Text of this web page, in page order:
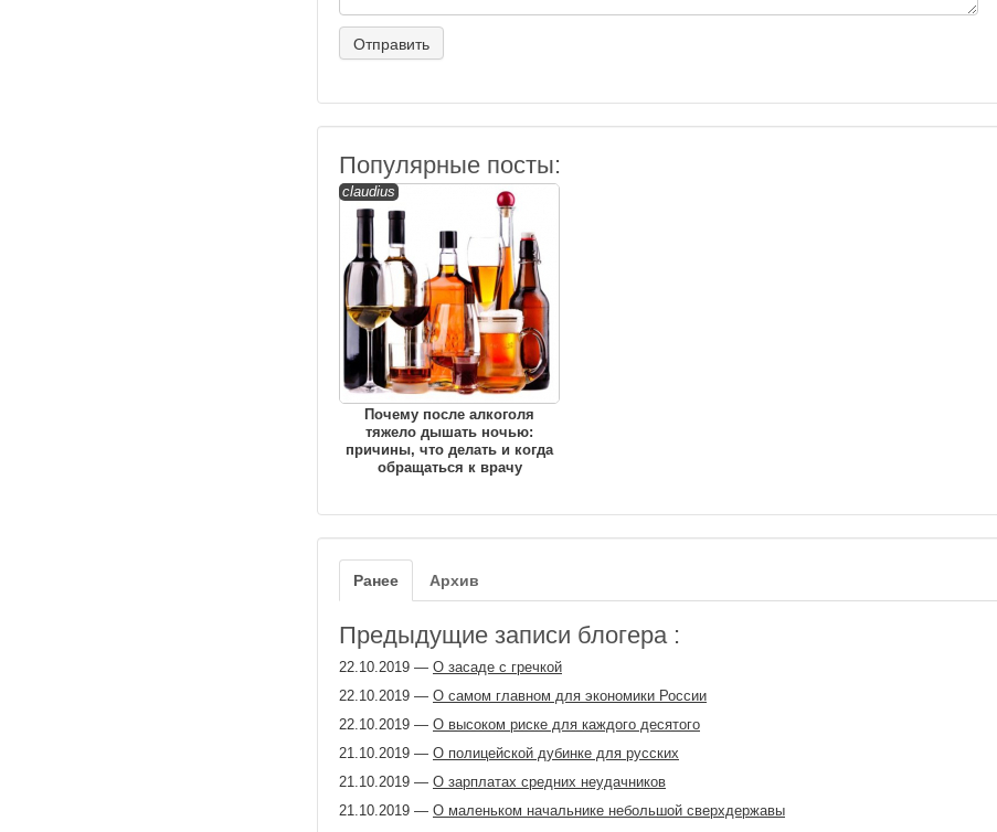
Популярные посты:
claudius
Почему после алкоголя
тяжело дышать ночью:
причины, что делать и когда
обращаться к врачу
Ранее Архив
Предыдущие записи блогера :
22.10.2019 — О засаде с гречкой
22.10.2019 — О самом главном для экономики России
22.10.2019 — О высоком риске для каждого десятого
21.10.2019 — О полицейской дубинке для русских
21.10.2019 — О зарплатах средних неудачников
21.10.2019 — О маленьком начальнике небольшой сверхдержавы